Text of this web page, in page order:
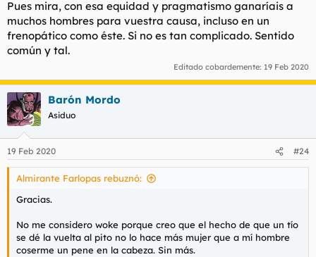
Pues mira, con esa equidad y pragmatismo ganaríais a
muchos hombres para vuestra causa, incluso en un
frenopático como éste. Si no es tan complicado. Sentido
común y tal.
Editado cobardemente: 19 Feb 2020
Barón Mordo
Asiduo
19 Feb 2020 #24
Almirante Farlopas rebuznó:
Gracias.
No me considero woke porque creo que el hecho de que un tío
se dé la vuelta al pito no lo hace más mujer que a mí hombre
coserme un pene en la cabeza. Sin más.